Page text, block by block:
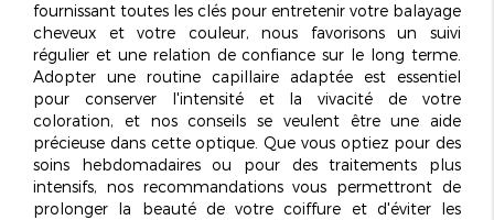
fournissant toutes les clés pour entretenir votre balayage
cheveux et votre couleur, nous favorisons un suivi
régulier et une relation de confiance sur le long terme.
Adopter une routine capillaire adaptée est essentiel
pour conserver l'intensité et la vivacité de votre
coloration, et nos conseils se veulent être une aide
précieuse dans cette optique. Que vous optiez pour des
soins hebdomadaires ou pour des traitements plus
intensifs, nos recommandations vous permettront de
prolonger la beauté de votre coiffure et d'éviter les